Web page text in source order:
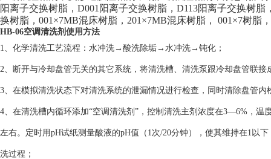
阳离子交换树脂，D001阳离子交换树脂，D113阳离子交换树
换树脂，001×7MB混床树脂，201×7MB混床树脂， 001×7树脂
HB-06空调清洗剂使用方法
1、化学清洗工艺流程：水冲洗→酸洗除垢→水冲洗→钝化；
2、断开与冷却盘管无关的其它系统，将清洗槽、清洗泵跟冷却盘管联接
3、在模拟清洗状态下对清洗系统的泄漏情况进行检查，同时清除盘管
4、在清洗槽内循环添加“空调清洗剂”，控制清洗主剂浓度在3—6%，
左右。定时用pH试纸测量酸液的pH值（1次/20分钟），使其维持在1以
洗过程；